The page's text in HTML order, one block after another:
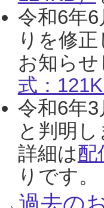
令和6年
りを修
お知ら
式：
令和6年
と判明
詳細は配
りです。